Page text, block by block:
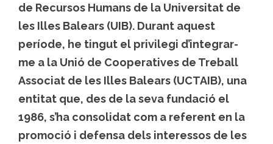
de Recursos Humans de la Universitat de
les Illes Balears (UIB). Durant aquest
període, he tingut el privilegi d’integrar-
me a la Unió de Cooperatives de Treball
Associat de les Illes Balears (UCTAIB), una
entitat que, des de la seva fundació el
1986, s’ha consolidat com a referent en la
promoció i defensa dels interessos de les